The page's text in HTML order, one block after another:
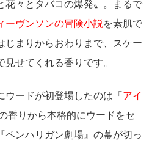
花々とタバコの爆発〟。まるで
ーヴンソンの冒険小説 を素肌で
じまりからおわりまで、スケー
せてくれる香りです。
ードが初登場したのは「 アイ
香りから本格的にウードをセ
ペンハリガン劇場』の幕が切っ